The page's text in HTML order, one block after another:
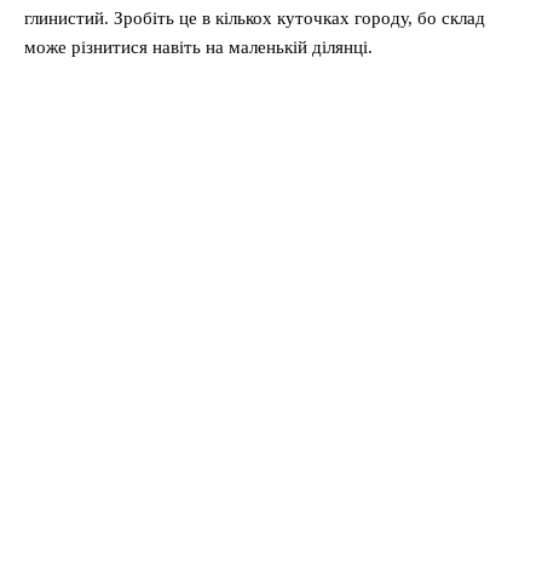
глинистий. Зробіть це в кількох куточках городу, бо склад
може різнитися навіть на маленькій ділянці.